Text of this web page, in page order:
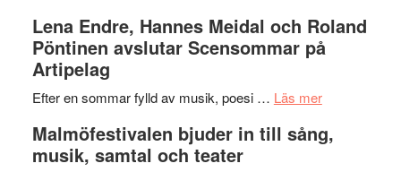
I
Delvis
genrens
terräng
Lena Endre, Hannes Meidal och Roland
Pöntinen avslutar Scensommar på
Artipelag
Efter en sommar fylld av musik, poesi … Läs merom
Endre,
Malmöfestivalen bjuder in till sång,
musik, samtal och teater